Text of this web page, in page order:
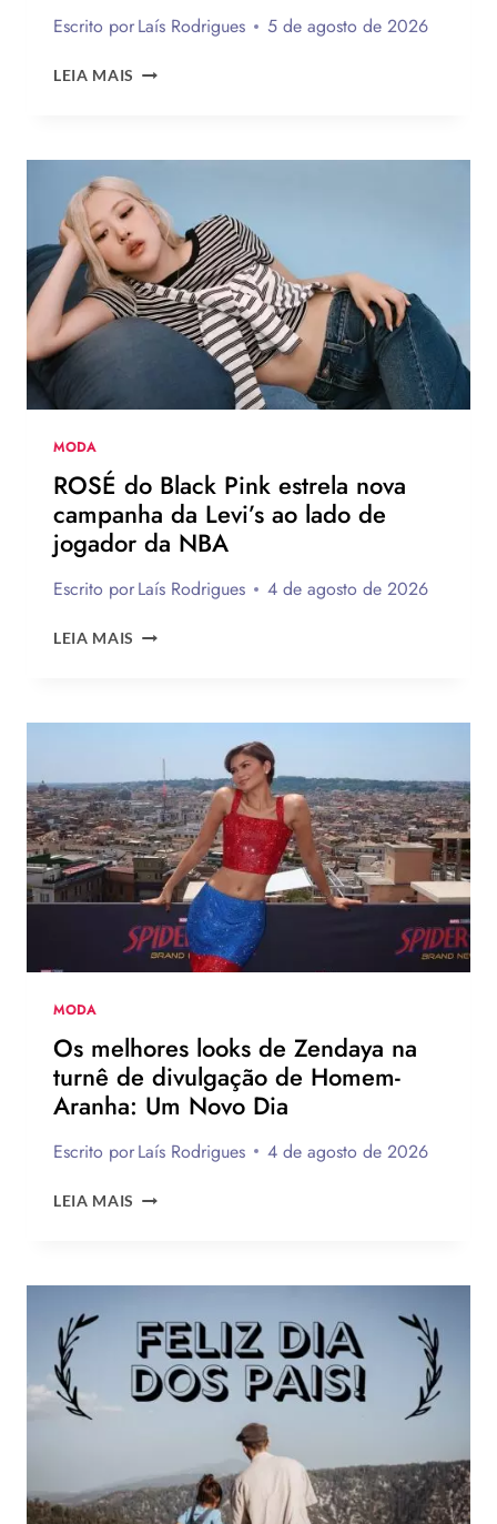
Escrito porLaís Rodrigues 5 de agosto de 2026
LEIA MAIS
DO
VERÃO
EUROPEU
2026
QUE
DEVEM
CHEGAR
AO
MODA
ROSÉ do Black Pink estrela nova
campanha da Levi’s ao lado de
jogador da NBA
Escrito porLaís Rodrigues 4 de agosto de 2026
LEIA MAIS ROSÉ
ESTRELA
CAMPANHA
DA
LEVI’S
AO
LADO
DE
JOGADOR
DA
NBA
MODA
Os melhores looks de Zendaya na
turnê de divulgação de Homem-
Aranha: Um Novo Dia
Escrito porLaís Rodrigues 4 de agosto de 2026
LEIA MAIS OS
ZENDAYA
TURNÊ
DE
DIVULGAÇÃO
DE
UM
NOVO